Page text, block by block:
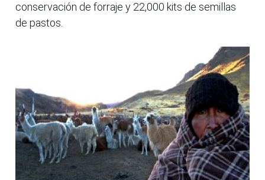
conservación de forraje y 22,000 kits de semillas
de pastos.